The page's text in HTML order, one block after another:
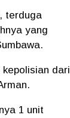
terduga
yang
dari
1 unit